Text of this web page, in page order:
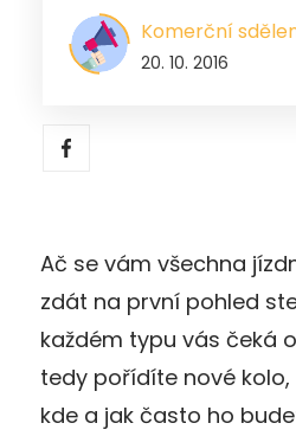
Komerční
20. 10. 2016
Ač se vám všechna
zdát na první pohled
každém typu vás čeká
tedy pořídíte nové kolo,
kde a jak často ho